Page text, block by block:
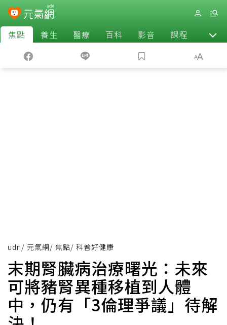
焦點 養生 醫療 百科 影音 課程 退休
udn/ 元氣網/ 焦點/ 科普好健康
末期腎臟病治療曙光：未來
可將豬腎異種移植到人體
中，仍有「3倫理爭議」待解